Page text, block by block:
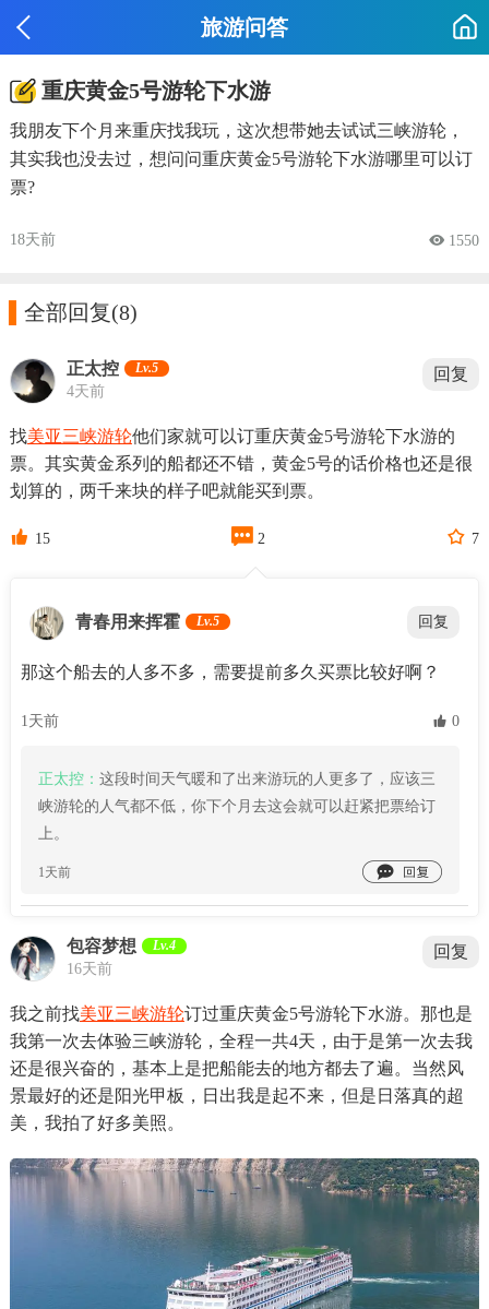
旅游问答
重庆黄金5号游轮下水游
我朋友下个月来重庆找我玩，这次想带她去试试三峡游轮，
其实我也没去过，想问问重庆黄金5号游轮下水游哪里可以订
票?
18天前  1550
全部回复(8)
正太控 Lv.5
4天前
回复
找美亚三峡游轮他们家就可以订重庆黄金5号游轮下水游的
票。其实黄金系列的船都还不错，黄金5号的话价格也还是很
划算的，两千来块的样子吧就能买到票。
 15  2  7
青春用来挥霍 Lv.5 回复
那这个船去的人多不多，需要提前多久买票比较好啊？
1天前  0
正太控： 这段时间天气暖和了出来游玩的人更多了，应该三
峡游轮的人气都不低，你下个月去这会就可以赶紧把票给订
上。
1天前 
包容梦想 Lv.4
16天前
回复
我之前找美亚三峡游轮订过重庆黄金5号游轮下水游。那也是
我第一次去体验三峡游轮，全程一共4天，由于是第一次去我
还是很兴奋的，基本上是把船能去的地方都去了遍。当然风
景最好的还是阳光甲板，日出我是起不来，但是日落真的超
美，我拍了好多美照。